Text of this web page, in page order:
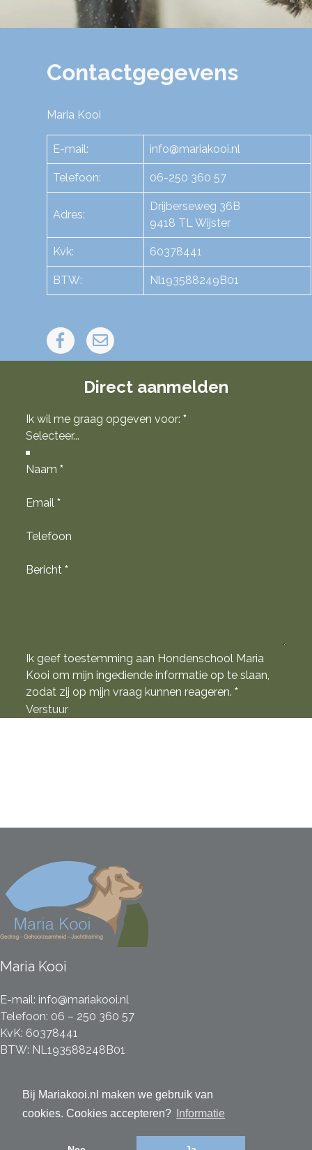
Bij Mariakooi.nl maken we gebruik van
cookies. Cookies accepteren?
Informatie
Contactgegevens
Maria Kooi
E-mail: info@mariakooi.nl
Telefoon: 06-250 360 57
Adres:
Drijberseweg 36B
9418 TL Wijster
Kvk: 60378441
BTW: Nl193588249B01
Direct aanmelden
Ik wil me graag opgeven voor: *
Naam *
Email *
Telefoon
Bericht*
Ik geef toestemming aan Hondenschool Maria
Kooi om mijn ingediende informatie op te slaan,
zodat zij op mijn vraag kunnen reageren. *
Verstuur
Maria Kooi
E-mail: info@mariakooi.nl
Telefoon: 06 – 250 360 57
KvK: 60378441
BTW: NL193588248B01